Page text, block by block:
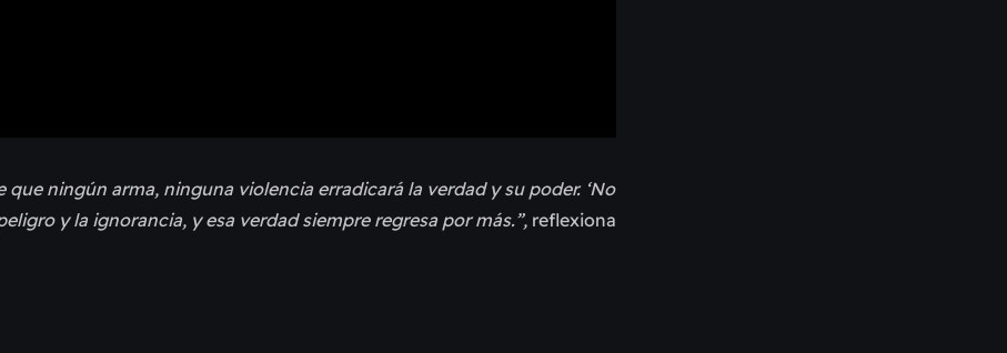
ningún arma, ninguna violencia erradicará la verdad y su poder. ‘No
y la ignorancia, y esa verdad siempre regresa por más.”, reflexiona